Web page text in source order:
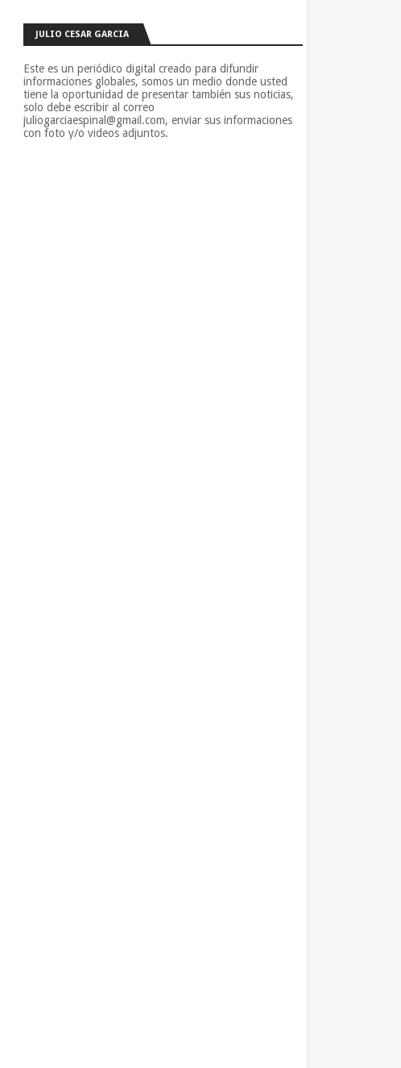
JULIO CESAR GARCIA
Este es un periódico digital creado para difundir
informaciones globales, somos un medio donde usted
tiene la oportunidad de presentar también sus noticias,
solo debe escribir al correo
juliogarciaespinal@gmail.com, enviar sus informaciones
con foto y/o videos adjuntos.